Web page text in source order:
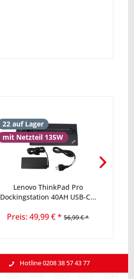
22 auf Lager
mit Netzteil 135W
Lenovo ThinkPad Pro
Dockingstation 40AH USB-C...
Preis: 49,99 € * 56,99 € *
Hotline 0208 38 57 43 77